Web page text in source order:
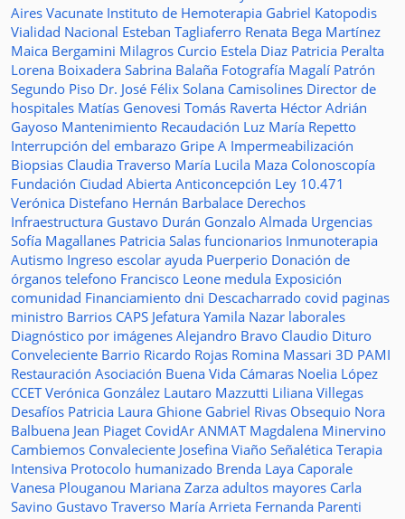
Aires Vacunate Instituto de Hemoterapia Gabriel Katopodis
Vialidad Nacional Esteban Tagliaferro Renata Bega Martínez
Maica Bergamini Milagros Curcio Estela Diaz Patricia Peralta
Lorena Boixadera Sabrina Balaña Fotografía Magalí Patrón
Segundo Piso Dr. José Félix Solana Camisolines Director de
hospitales Matías Genovesi Tomás Raverta Héctor Adrián
Gayoso Mantenimiento Recaudación Luz María Repetto
Interrupción del embarazo Gripe A Impermeabilización
Biopsias Claudia Traverso María Lucila Maza Colonoscopía
Fundación Ciudad Abierta Anticoncepción Ley 10.471
Verónica Distefano Hernán Barbalace Derechos
Infraestructura Gustavo Durán Gonzalo Almada Urgencias
Sofía Magallanes Patricia Salas funcionarios Inmunoterapia
Autismo Ingreso escolar ayuda Puerperio Donación de
órganos telefono Francisco Leone medula Exposición
comunidad Financiamiento dni Descacharrado covid paginas
ministro Barrios CAPS Jefatura Yamila Nazar laborales
Diagnóstico por imágenes Alejandro Bravo Claudio Dituro
Conveleciente Barrio Ricardo Rojas Romina Massari 3D PAMI
Restauración Asociación Buena Vida Cámaras Noelia López
CCETVerónica González Lautaro Mazzutti Liliana Villegas
Desafíos Patricia Laura Ghione Gabriel Rivas Obsequio Nora
Balbuena Jean Piaget CovidAr ANMAT Magdalena Minervino
Cambiemos Convaleciente Josefina Viaño Señalética Terapia
Intensiva Protocolo humanizado Brenda Laya Caporale
Vanesa Plouganou Mariana Zarza adultos mayores Carla
Savino Gustavo Traverso María Arrieta Fernanda Parenti